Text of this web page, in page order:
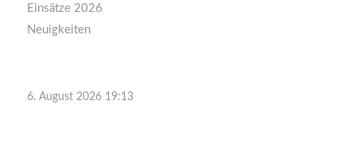
Einsätze 2026
Neuigkeiten
6. August 2026 19:13